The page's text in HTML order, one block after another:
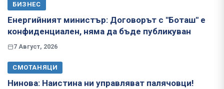
БИЗНЕС
Енергийният министър: Договорът с "Боташ" е
конфиденциален, няма да бъде публикуван
7 Август, 2026
СМОТАНЯЦИ
Нинова: Наистина ни управляват палячовци!